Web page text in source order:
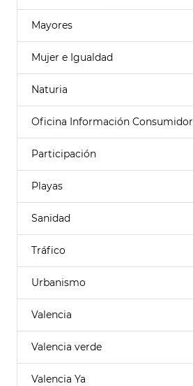
Mayores
Mujer e Igualdad
Naturia
Oficina Información Consumidor
Participación
Playas
Sanidad
Tráfico
Urbanismo
Valencia
Valencia verde
Valencia Ya